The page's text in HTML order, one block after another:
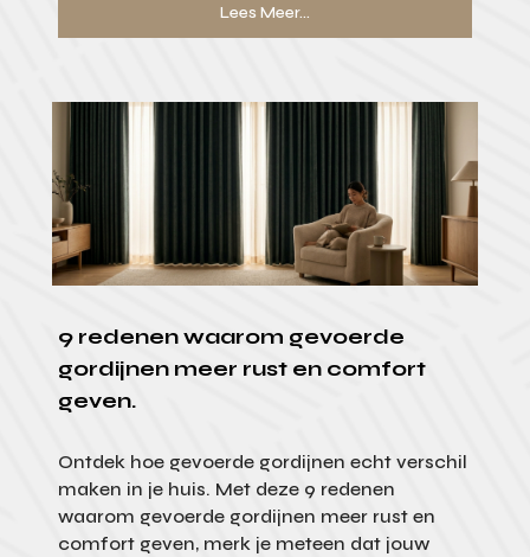
Lees Meer...
9 redenen waarom gevoerde
gordijnen meer rust en comfort
geven.
Ontdek hoe gevoerde gordijnen echt verschil
maken in je huis. Met deze 9 redenen
waarom gevoerde gordijnen meer rust en
comfort geven, merk je meteen dat jouw